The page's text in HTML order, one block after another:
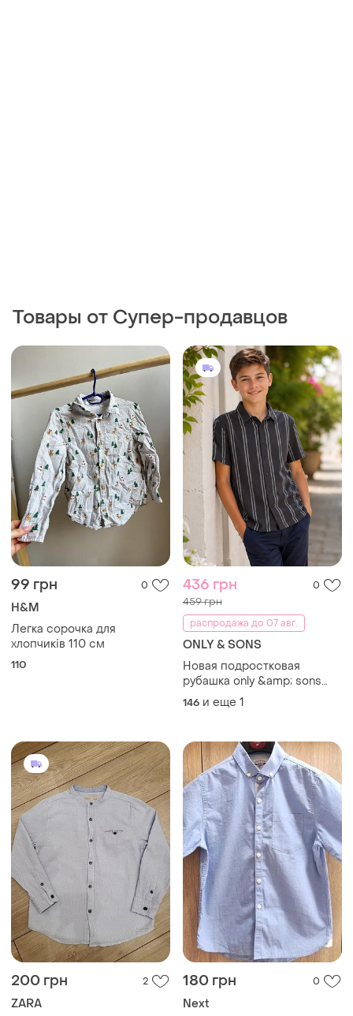
Товары от Супер-продавцов
99 грн 0
H&M
Легка сорочка для
хлопчиків 110 см
110
436 грн 0
459 грн
распродажа до 07 авг.
ONLY & SONS
Новая подростковая
рубашка only &amp; sons
тенниска
146 и еще 1
200 грн 2
ZARA
180 грн 0
Next